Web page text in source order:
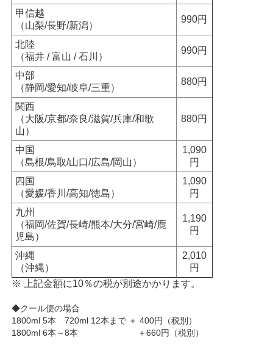
甲信越
（山梨/長野/新潟）
990円
北陸
（福井 / 富山 / 石川）
990円
中部
（静岡/愛知/岐阜/三重）
880円
関西
（大阪/京都/奈良/滋賀/兵庫/和歌
山）
880円
中国
（島根/鳥取/山口/広島/岡山）
1,090
円
四国
（愛媛/香川/高知/徳島）
1,090
円
九州
（福岡/佐賀/長崎/熊本/大分/宮崎/鹿
児島）
1,190
円
沖縄
（沖縄）
2,010
円
※ 上記金額に10％の税が別途かかります。
◆クール便の場合
1800ml 5本 720ml 12本まで ＋ 400円（税別）
1800ml 6本～8本 ＋660円（税別）